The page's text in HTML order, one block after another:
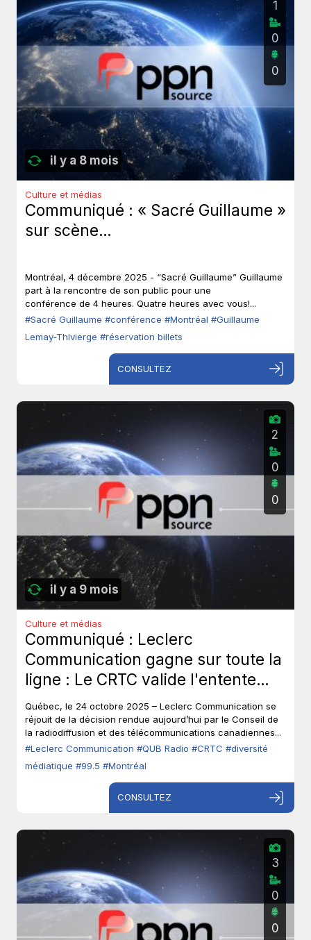
il y a 8 mois
1
0
0
Culture et médias
Communiqué : « Sacré Guillaume »
sur scène…
Montréal, 4 décembre 2025 - “Sacré Guillaume” Guillaume
part à la rencontre de son public pour une
conférence de 4 heures. Quatre heures avec vous!...
#Sacré Guillaume #conférence #Montréal #Guillaume
Lemay-Thivierge #réservation billets
CONSULTEZ
il y a 9 mois
2
0
0
Culture et médias
Communiqué : Leclerc
Communication gagne sur toute la
ligne : Le CRTC valide l'entente
entre le 99,5 Montréal et QUB
RADIO.
Québec, le 24 octobre 2025 – Leclerc Communication se
réjouit de la décision rendue aujourd’hui par le Conseil de
la radiodiffusion et des télécommunications canadiennes...
#Leclerc Communication #QUB Radio #CRTC #diversité
médiatique #99.5 #Montréal
CONSULTEZ
3
0
0